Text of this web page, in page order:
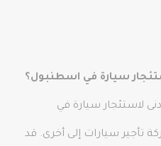
سيارة في اسطنبول؟
لاستئجار سيارة في
تأجير سيارات إلى أخرى. قد